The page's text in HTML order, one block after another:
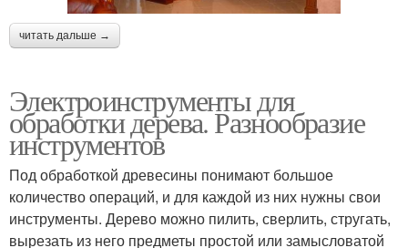
читать дальше →
Электроинструменты для
обработки дерева. Разнообразие
инструментов
Под обработкой древесины понимают большое
количество операций, и для каждой из них нужны свои
инструменты. Дерево можно пилить, сверлить, стругать,
вырезать из него предметы простой или замысловатой